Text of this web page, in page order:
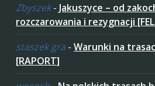
Zbyszek- Jakuszyce – od
rozczarowania i rezygnacji
staszek gra - Warunki na
[RAPORT]